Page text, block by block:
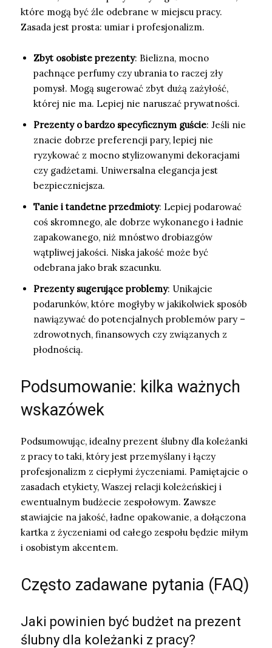
które mogą być źle odebrane w miejscu pracy.
Zasada jest prosta: umiar i profesjonalizm.
Zbyt osobiste prezenty: Bielizna, mocno
pachnące perfumy czy ubrania to raczej zły
pomysł. Mogą sugerować zbyt dużą zażyłość,
której nie ma. Lepiej nie naruszać prywatności.
Prezenty o bardzo specyficznym guście: Jeśli nie
znacie dobrze preferencji pary, lepiej nie
ryzykować z mocno stylizowanymi dekoracjami
czy gadżetami. Uniwersalna elegancja jest
bezpieczniejsza.
Tanie i tandetne przedmioty: Lepiej podarować
coś skromnego, ale dobrze wykonanego i ładnie
zapakowanego, niż mnóstwo drobiazgów
wątpliwej jakości. Niska jakość może być
odebrana jako brak szacunku.
Prezenty sugerujące problemy: Unikajcie
podarunków, które mogłyby w jakikolwiek sposób
nawiązywać do potencjalnych problemów pary –
zdrowotnych, finansowych czy związanych z
płodnością.
Podsumowanie: kilka ważnych
wskazówek
Podsumowując, idealny prezent ślubny dla koleżanki
z pracy to taki, który jest przemyślany i łączy
profesjonalizm z ciepłymi życzeniami. Pamiętajcie o
zasadach etykiety, Waszej relacji koleżeńskiej i
ewentualnym budżecie zespołowym. Zawsze
stawiajcie na jakość, ładne opakowanie, a dołączona
kartka z życzeniami od całego zespołu będzie miłym
i osobistym akcentem.
Często zadawane pytania (FAQ)
Jaki powinien być budżet na prezent
ślubny dla koleżanki z pracy?